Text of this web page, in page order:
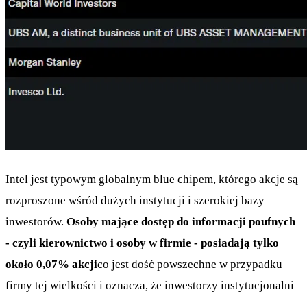
Intel jest typowym globalnym blue chipem, którego akcje są
rozproszone wśród dużych instytucji i szerokiej bazy
inwestorów. Osoby mające dostęp do informacji poufnych
- czyli kierownictwo i osoby w firmie - posiadają tylko
około 0,07% akcjico jest dość powszechne w przypadku
firmy tej wielkości i oznacza, że inwestorzy instytucjonalni